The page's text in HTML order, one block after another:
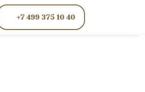
+7 499 375 10 40